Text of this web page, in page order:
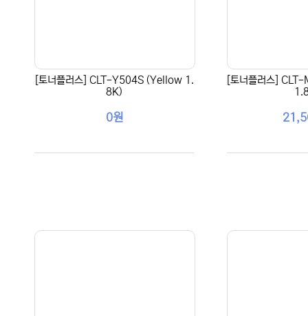
[토너플러스] CLT-Y504S (Yellow 1.
8K)
0원
[토너플러스]